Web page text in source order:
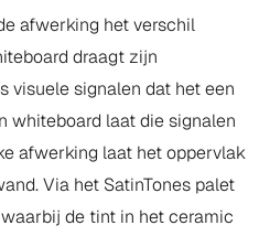
afwerking het verschil
draagt zijn
visuele signalen dat het een
whiteboard laat die signalen
afwerking laat het oppervlak
Via het SatinTones palet
de tint in het ceramic